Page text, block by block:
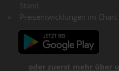
Stand
Preisentwicklungen im
oder zuerst mehr über